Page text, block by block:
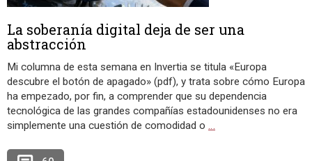
La soberanía digital deja de ser una
abstracción
Mi columna de esta semana en Invertia se titula «Europa
descubre el botón de apagado» (pdf), y trata sobre cómo Europa
ha empezado, por fin, a comprender que su dependencia
tecnológica de las grandes compañías estadounidenses no era
simplemente una cuestión de comodidad o …